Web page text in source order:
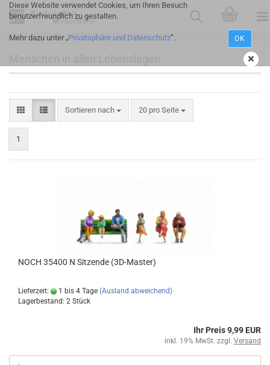
Diese Website verwendet Cookies, um Ihren Besuch
benutzerfreundlich zu gestalten.
Mehr dazu unter „Privatsphäre und Datenschutz”. OK
Sortieren nach 20 pro Seite
1
NOCH 35400 N Sitzende (3D-Master)
Lieferzeit: 1 bis 4 Tage (Ausland abweichend)
Lagerbestand: 2 Stück
Ihr Preis 9,99 EUR
inkl. 19% MwSt. zzgl. Versand